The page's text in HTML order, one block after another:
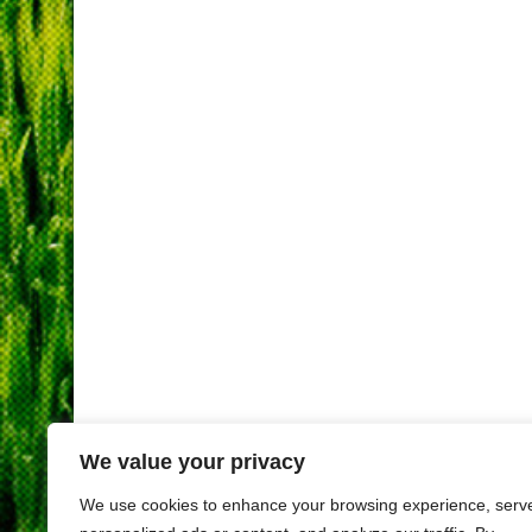
We value your privacy
We use cookies to enhance your browsing experience,